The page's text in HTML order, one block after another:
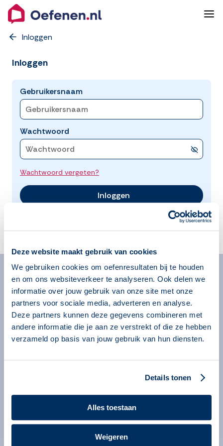
Deze website maakt gebruik van cookies
We gebruiken cookies om oefenresultaten bij te houden
en om ons websiteverkeer te analyseren. Ook delen we
informatie over jouw gebruik van onze site met onze
partners voor sociale media, adverteren en analyse.
Deze partners kunnen deze gegevens combineren met
andere informatie die je aan ze verstrekt of die ze hebben
verzameld op basis van jouw gebruik van hun diensten.
Details tonen
Alles toestaan
Weigeren
Inloggen
Inloggen
Gebruikersnaam
Wachtwoord
Wachtwoord vergeten?
Inloggen
Algemeen
Missie
Over onze programma’s
Begeleiders
Nieuws
Bestellen
Information in English